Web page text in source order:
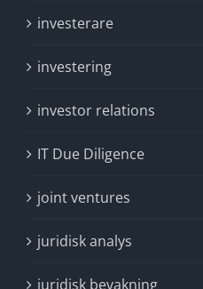
investerare
investering
investor relations
IT Due Diligence
joint ventures
juridisk analys
juridisk bevakning